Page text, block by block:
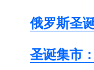
俄罗斯圣
圣诞集市